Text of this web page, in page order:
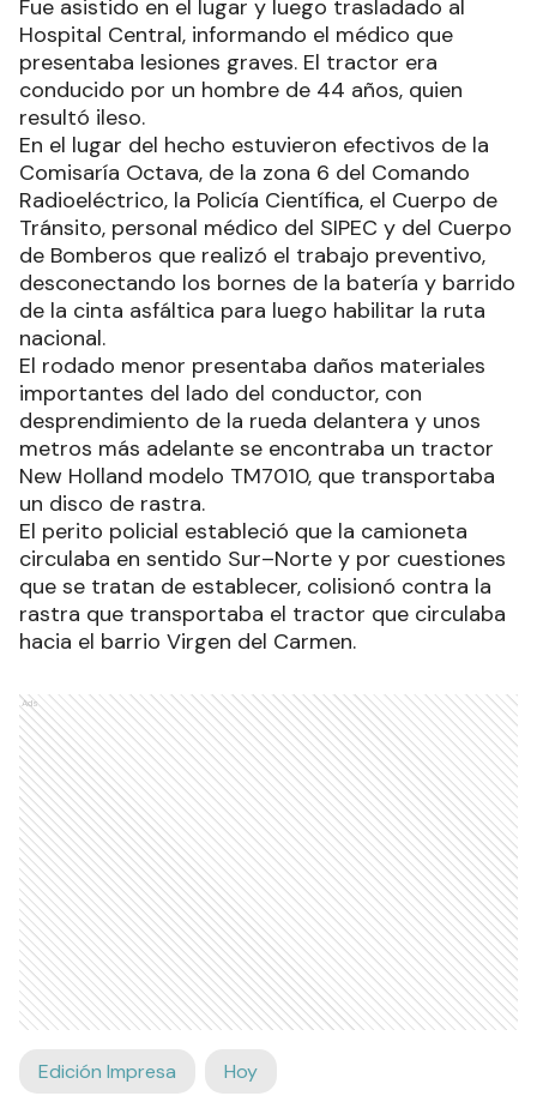
Fue asistido en el lugar y luego trasladado al
Hospital Central, informando el médico que
presentaba lesiones graves. El tractor era
conducido por un hombre de 44 años, quien
resultó ileso.
En el lugar del hecho estuvieron efectivos de la
Comisaría Octava, de la zona 6 del Comando
Radioeléctrico, la Policía Científica, el Cuerpo de
Tránsito, personal médico del SIPEC y del Cuerpo
de Bomberos que realizó el trabajo preventivo,
desconectando los bornes de la batería y barrido
de la cinta asfáltica para luego habilitar la ruta
nacional.
El rodado menor presentaba daños materiales
importantes del lado del conductor, con
desprendimiento de la rueda delantera y unos
metros más adelante se encontraba un tractor
New Holland modelo TM7010, que transportaba
un disco de rastra.
El perito policial estableció que la camioneta
circulaba en sentido Sur–Norte y por cuestiones
que se tratan de establecer, colisionó contra la
rastra que transportaba el tractor que circulaba
hacia el barrio Virgen del Carmen.
Ads
Edición Impresa Hoy